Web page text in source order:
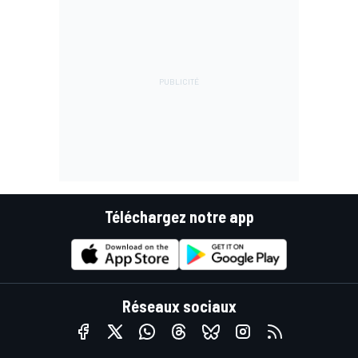
Téléchargez notre app
Réseaux sociaux